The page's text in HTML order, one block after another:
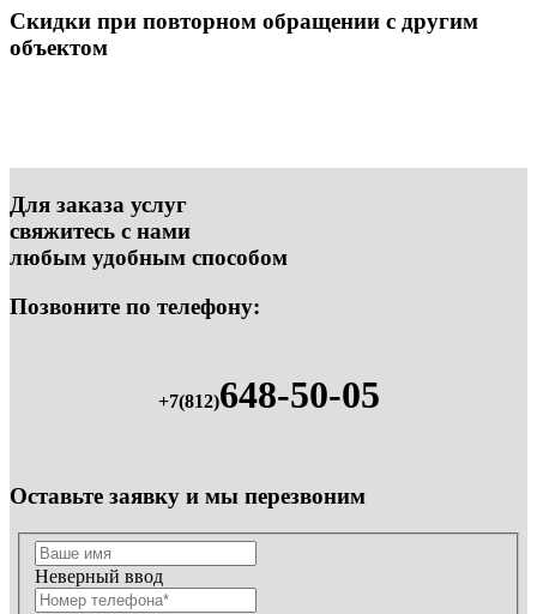
Скидки при повторном обращении с другим
объектом
Для заказа услуг
свяжитесь с нами
любым удобным способом
Позвоните по телефону:
+7(812)648-50-05
Оставьте заявку и мы перезвоним
Неверный ввод